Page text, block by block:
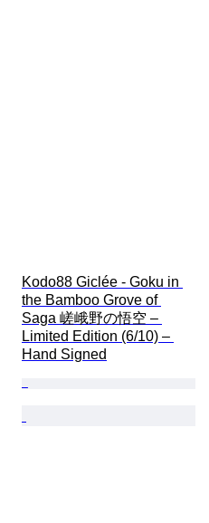
Kodo88 Giclée - Goku in
the Bamboo Grove of
Saga 嵯峨野の悟空 –
Limited Edition (6/10) –
Hand Signed